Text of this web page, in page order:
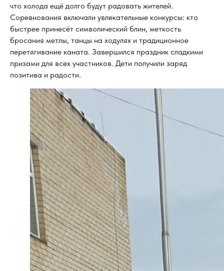
что холода ещё долго будут радовать жителей.
Соревнования включали увлекательные конкурсы: кто
быстрее принесёт символический блин, меткость
бросания метлы, танцы на ходулях и традиционное
перетягивание каната. Завершился праздник сладкими
призами для всех участников. Дети получили заряд
позитива и радости.